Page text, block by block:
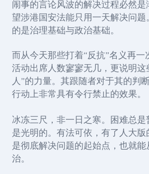
闹事的言论风波的解决过程必然
望涉港国安法能只用一天解决问
的是治理基础与政治基础。
而从今天那些打着“反抗”名义再一
活动出席人数寥寥无几，更说明这
人”的力量。其跟随者对于其的判
行动上非常具有令行禁止的效果。
冰冻三尺，非一日之寒。困难总是
是光明的。有法可依，有了人大
是彻底解决问题的起始点，也就能
治。